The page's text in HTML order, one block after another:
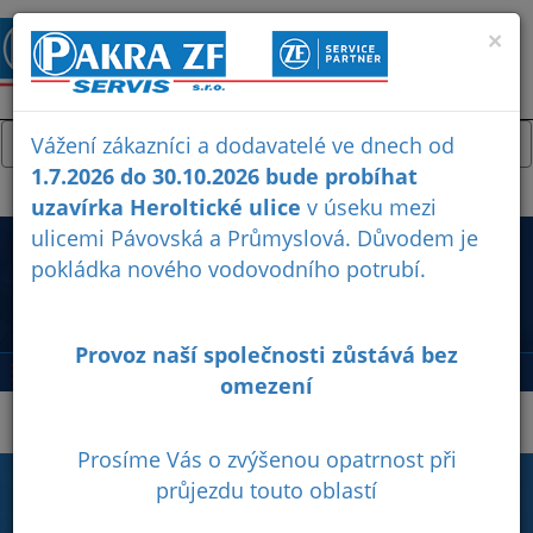
Nabídka služeb
KARIÉRA
PAKRA ZF-SERVIS s.r.o.
Heroltická 5111/8
×
Vážení zákazníci a dodavatelé ve dnech od
1.7.2026 do 30.10.2026 bude probíhat
uzavírka Heroltické ulice v úseku mezi
ulicemi Pávovská a Průmyslová. Důvodem je
pokládka nového vodovodního potrubí.
Provoz naší společnosti zůstává bez
omezení
Prosíme Vás o zvýšenou opatrnost při
průjezdu touto oblastí